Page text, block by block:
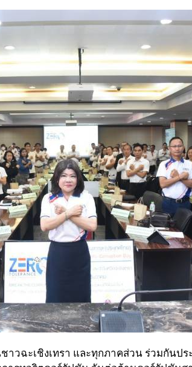
วฉะเชิงเทรา และทุกภาคส่วน ร่วมกันป